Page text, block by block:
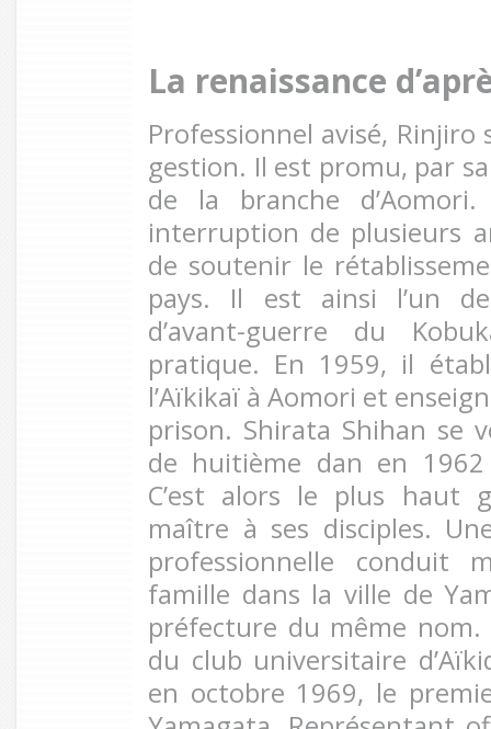
La renaissance
Professionnel avisé,
gestion. Il est promu, par
de la branche
interruption de plusieurs
de soutenir le
pays. Il est ainsi l’un
d’avant-guerre du
pratique. En 1959, il
l’Aïkikaï à Aomori et
prison. Shirata Shihan se
de huitième dan en
C’est alors le plus haut
maître à ses disciples.
professionnelle conduit
famille dans la ville de
préfecture du même
du club universitaire
en octobre 1969, le